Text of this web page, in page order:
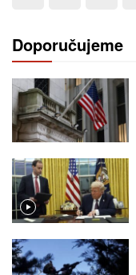
Doporučujeme